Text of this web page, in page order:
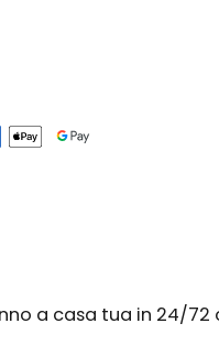
a casa tua in 24/72